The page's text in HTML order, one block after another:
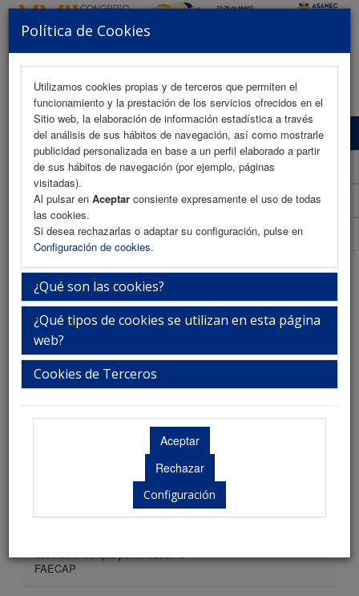
Política de Cookies
Utilizamos cookies propias y de terceros que permiten el
funcionamiento y la prestación de los servicios ofrecidos en el
Sitio web, la elaboración de información estadística a través
del análisis de sus hábitos de navegación, así como mostrarle
publicidad personalizada en base a un perfil elaborado a partir
de sus hábitos de navegación (por ejemplo, páginas
visitadas).
Al pulsar en Aceptar consiente expresamente el uso de todas
las cookies.
Si desea rechazarlas o adaptar su configuración, pulse en
Configuración de cookies.
¿Qué son las cookies?
¿Qué tipos de cookies se utilizan en esta página
web?
Cookies de Terceros
Configuración
MENU
Información de inscripción
Inscripción Congreso Virtual
Inscripción online
Boletín inscripcion (PDF)
Información de inscripción
Las inscripciones se pueden realizar directamente desde la página web
cumplimentando el formulario de inscripción (online) o bien
remitiendo el boletín de inscripción (pdf) a la Secretaría Técnica junto
con el justificante del pago por transferencia o la autorización para el
asociaciones que pertenezcan a
FAECAP